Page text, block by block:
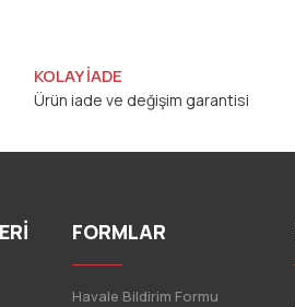
KOLAY İADE
Ürün iade ve değişim garantisi
FORMLAR
Havale Bildirim Formu